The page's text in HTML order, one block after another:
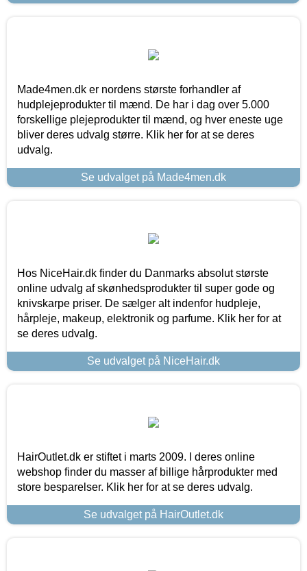
Made4men.dk er nordens største forhandler af
hudplejeprodukter til mænd. De har i dag over 5.000
forskellige plejeprodukter til mænd, og hver eneste uge
bliver deres udvalg større. Klik her for at se deres
udvalg.
Se udvalget på Made4men.dk
Hos NiceHair.dk finder du Danmarks absolut største
online udvalg af skønhedsprodukter til super gode og
knivskarpe priser. De sælger alt indenfor hudpleje,
hårpleje, makeup, elektronik og parfume. Klik her for at
se deres udvalg.
Se udvalget på NiceHair.dk
HairOutlet.dk er stiftet i marts 2009. I deres online
webshop finder du masser af billige hårprodukter med
store besparelser. Klik her for at se deres udvalg.
Se udvalget på HairOutlet.dk